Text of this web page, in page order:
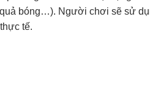
bóng…). Người chơi sẽ sử
tế.